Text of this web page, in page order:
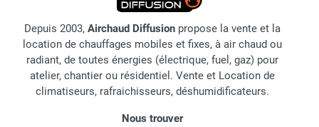
Depuis 2003, Airchaud Diffusion propose la vente et la
location de chauffages mobiles et fixes, à air chaud ou
radiant, de toutes énergies (électrique, fuel, gaz) pour
atelier, chantier ou résidentiel. Vente et Location de
climatiseurs, rafraichisseurs, déshumidificateurs.
Nous trouver